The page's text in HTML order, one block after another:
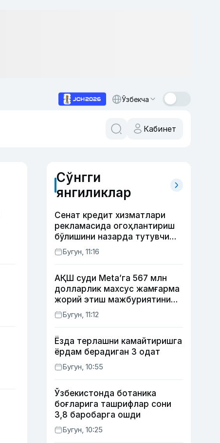
Ўзбекча
Кабинет
Сўнгги
янгиликлар
Сенат кредит хизматлари
рекламасида огоҳлантириш
бўлишини назарда тутувчи
қонунни маъқуллади
Бугун, 11:16
АҚШ суди Meta’га 567 млн
долларлик махсус жамғарма
жорий этиш мажбуриятини
юклади
Бугун, 11:12
Ёзда терлашни камайтиришга
ёрдам берадиган 3 одат
Бугун, 10:55
Ўзбекистонда ботаника
боғларига ташрифлар сони
3,8 баробарга ошди
Бугун, 10:25